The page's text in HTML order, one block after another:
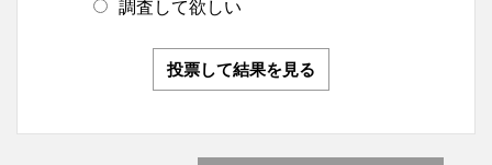
調査して欲しい
投票して結果を見る